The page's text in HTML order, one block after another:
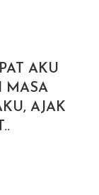
AKU
MASA
AJAK